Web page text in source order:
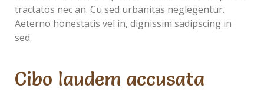
tractatos nec an. Cu sed urbanitas neglegentur.
Aeterno honestatis vel in, dignissim sadipscing in
sed.
Cibo laudem accusata